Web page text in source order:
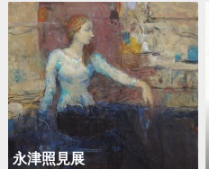
永津照見展